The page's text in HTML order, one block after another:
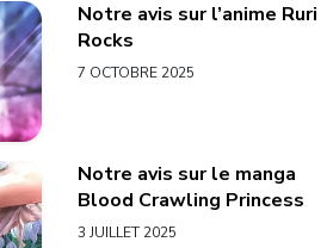
Notre avis sur l’anime Ruri
Rocks
7 OCTOBRE 2025
Notre avis sur le manga
Blood Crawling Princess
3 JUILLET 2025